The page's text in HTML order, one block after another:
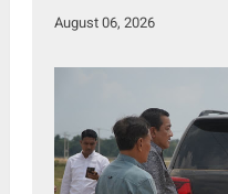
Perundungan
August 06, 2026